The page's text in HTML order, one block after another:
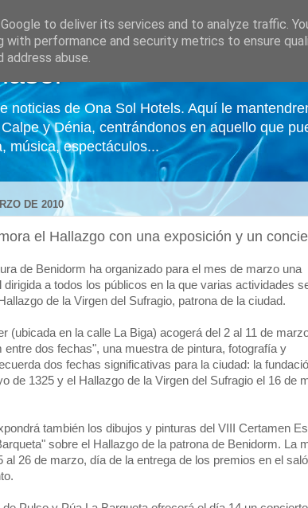
noticias de Ona Sol Hotels. Aquí le
y Dénia, centrándonos en aquello que
música, espectáculos...
DE 2010
el Hallazgo con una exposición y un
de Benidorm ha organizado para el mes de marzo una
dirigida a todos los públicos en la que varias actividades
de la Virgen del Sufragio, patrona de la ciudad.
(ubicada en la calle La Biga) acogerá del 2 al 11 de
entre dos fechas", una muestra de pintura, fotografía y
dos fechas significativas para la ciudad: la
de 1325 y el Hallazgo de la Virgen del Sufragio el 16 de
también los dibujos y pinturas del VIII Certamen
sobre el Hallazgo de la patrona de Benidorm. La
al 26 de marzo, día de la entrega de los premios en el
to deliver its services and to analyze traffic.
with performance and security metrics to ensure
abuse.